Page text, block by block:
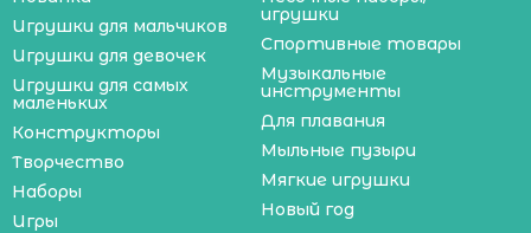
Игрушки для мальчиков
Игрушки для девочек
Игрушки для самых
маленьких
Конструкторы
Творчество
Наборы
Игры
игрушки
Спортивные товары
Музыкальные
инструменты
Для плавания
Мыльные пузыри
Мягкие игрушки
Новый год